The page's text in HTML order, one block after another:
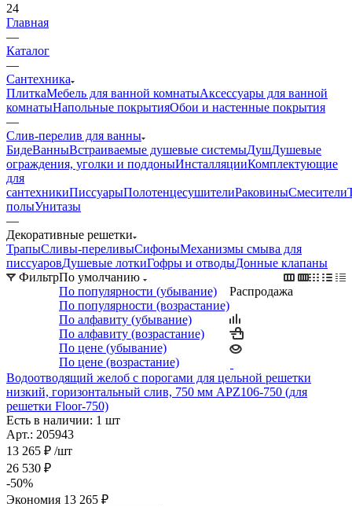
24
Главная
—
Каталог
—
Сантехника
ПлиткаМебель для ванной комнатыАксессуары для ванной
комнатыНапольные покрытияОбои и настенные покрытия
—
Слив-перелив для ванны
БидеВанныВстраиваемые душевые системыДушДушевые
ограждения, уголки и поддоныИнсталляцииКомплектующие
для
сантехникиПиссуарыПолотенцесушителиРаковиныСмесители
полыУнитазы
—
Декоративные решетки
ТрапыСливы-переливыСифоныМеханизмы смыва для
писсуаровДушевые лоткиГофры и отводыДонные клапаны
ФильтрПо умолчанию
По популярности (убывание)
По популярности (возрастание)
По алфавиту (убывание)
По алфавиту (возрастание)
По цене (убывание)
По цене (возрастание)
Распродажа
Водоотводящий желоб с порогами для цельной решетки
низкий, горизонтальный слив, 750 мм APZ106-750 (для
решетки Floor-750)
Есть в наличии: 1 шт
Арт.: 205943
13 265 ₽ /шт
26 530 ₽
-50%
Экономия 13 265 ₽